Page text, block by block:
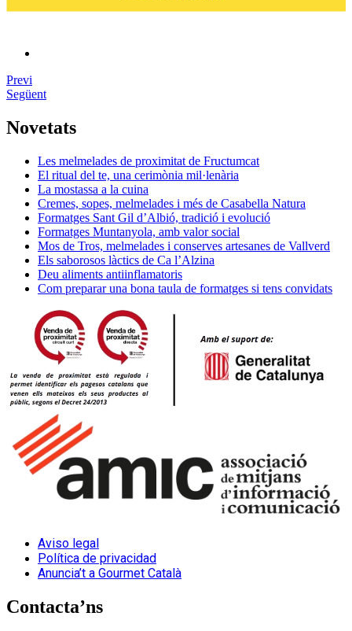
Previ
Següent
Novetats
Les melmelades de proximitat de Fructumcat
El ritual del te, una cerimònia mil·lenària
La mostassa a la cuina
Cremes, sopes, melmelades i més de Casabella Natura
Formatges Sant Gil d’Albió, tradició i evolució
Formatges Muntanyola, amb valor social
Mos de Tros, melmelades i conserves artesanes de Vallverd
Els saborosos làctics de Ca l’Alzina
Deu aliments antiinflamatoris
Com preparar una bona taula de formatges si tens convidats
Aviso legal
Política de privacidad
Anuncia’t a Gourmet Català
Contacta’ns